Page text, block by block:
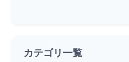
カテゴリ一覧